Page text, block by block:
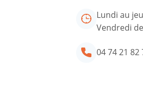
Lundi au
Vendredi
04 74 21 82